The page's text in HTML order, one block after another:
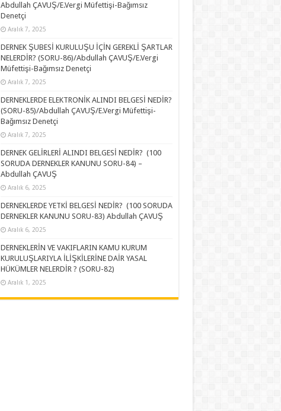
Abdullah ÇAVUŞ/E.Vergi Müfettişi-Bağımsız
Denetçi
Aralık 7, 2025
DERNEK ŞUBESİ KURULUŞU İÇİN GEREKLİ ŞARTLAR
NELERDİR? (SORU-86)/Abdullah ÇAVUŞ/E.Vergi
Müfettişi-Bağımsız Denetçi
Aralık 7, 2025
DERNEKLERDE ELEKTRONİK ALINDI BELGESİ NEDİR?
(SORU-85)/Abdullah ÇAVUŞ/E.Vergi Müfettişi-
Bağımsız Denetçi
Aralık 7, 2025
DERNEK GELİRLERİ ALINDI BELGESİ NEDİR? (100
SORUDA DERNEKLER KANUNU SORU-84) –
Abdullah ÇAVUŞ
Aralık 6, 2025
DERNEKLERDE YETKİ BELGESİ NEDİR? (100 SORUDA
DERNEKLER KANUNU SORU-83) Abdullah ÇAVUŞ
Aralık 6, 2025
DERNEKLERİN VE VAKIFLARIN KAMU KURUM
KURULUŞLARIYLA İLİŞKİLERİNE DAİR YASAL
HÜKÜMLER NELERDİR ? (SORU-82)
Aralık 1, 2025